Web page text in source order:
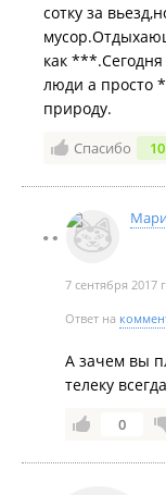
иначе другие
перекрыт блоками.
Новости:
2026 год
Шамора, Щитовая,
пляжей
Добровольцы
2025 год
На Щитовой
прямо посреди
сотку за
как
люди а просто
природу.
Спасибо 10
7 сентября 2017
Ответ на
А зачем вы
телеку
0